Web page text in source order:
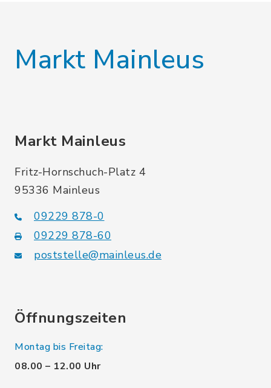
Markt Mainleus
Markt Mainleus
Fritz-Hornschuch-Platz 4
95336 Mainleus
09229 878-0
09229 878-60
poststelle@mainleus.de
Öffnungszeiten
Montag bis Freitag:
08.00 – 12.00 Uhr